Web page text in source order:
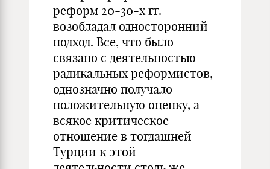
реформ 20-30-х гг.
возобладал односторонний
подход. Все, что было
связано с деятельностью
радикальных реформистов,
однозначно получало
положительную оценку, а
всякое критическое
отношение в тогдашней
Турции к этой